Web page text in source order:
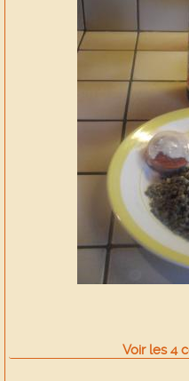
Voir les4